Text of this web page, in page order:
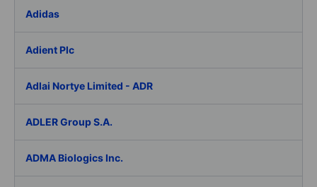
Adidas
Adient Plc
Adlai Nortye Limited - ADR
ADLER Group S.A.
ADMA Biologics Inc.